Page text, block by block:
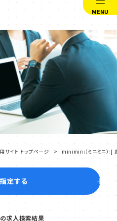
MENU
サイト トップページ minimini（ミニミニ）
定する
求人検索結果